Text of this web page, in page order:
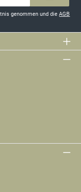
genommen und dieAGB